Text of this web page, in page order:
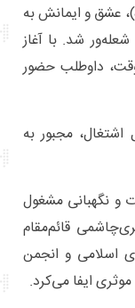
عشق و ایمانش به
شد. با آغاز
داوطلب حضور
مجبور به
و نگهبانی مشغول
قائم‌مقام
اسلامی و انجمن
ایفا می‌کرد.